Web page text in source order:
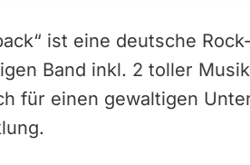
ist eine deutsche
Band inkl. 2 toller
für einen gewaltigen